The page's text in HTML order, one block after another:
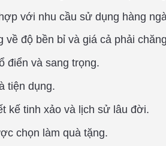
với nhu cầu sử dụng hàng
độ bền bỉ và giá cả phải
điển và sang trọng.
tiện dụng.
kế tinh xảo và lịch sử lâu đời.
chọn làm quà tặng.